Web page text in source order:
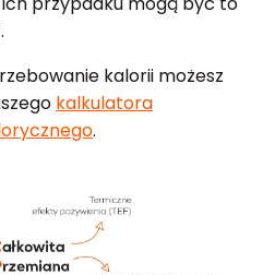
kalorii możesz
kalkulatora
.